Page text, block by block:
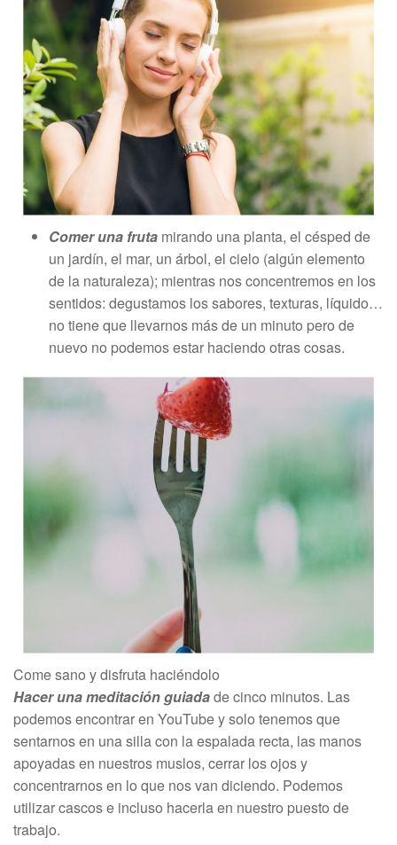
Comer una fruta mirando una planta, el césped de
un jardín, el mar, un árbol, el cielo (algún elemento
de la naturaleza); mientras nos concentremos en los
sentidos: degustamos los sabores, texturas, líquido…
no tiene que llevarnos más de un minuto pero de
nuevo no podemos estar haciendo otras cosas.
Come sano y disfruta haciéndolo
Hacer una meditación guiadade cinco minutos. Las
podemos encontrar en YouTube y solo tenemos que
sentarnos en una silla con la espalada recta, las manos
apoyadas en nuestros muslos, cerrar los ojos y
concentrarnos en lo que nos van diciendo. Podemos
utilizar cascos e incluso hacerla en nuestro puesto de
trabajo.